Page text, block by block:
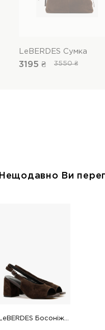
LeBERDES Сумка
3195 ₴ 3550 ₴
Нещодавно Ви